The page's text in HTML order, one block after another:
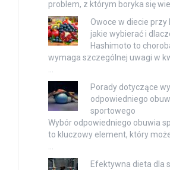
problem, z którym boryka się
Owoce w diecie przy
jakie wybierać i
Hashimoto to
wymaga szczególnej uwagi w
Porady dotyczące
odpowiedniego
sportowego
Wybór odpowiedniego obuwia
to kluczowy element, który
Efektywna dieta dla